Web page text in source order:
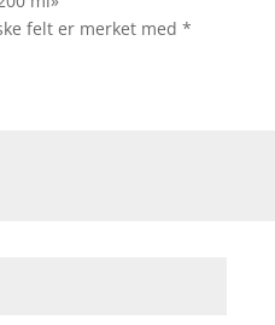
felt er merket med*